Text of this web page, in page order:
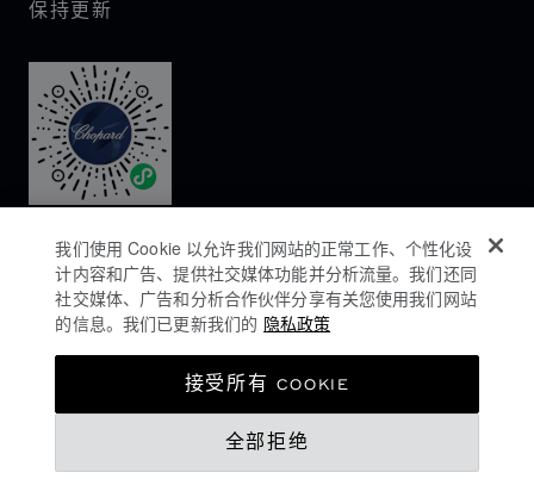
保持更新
COOKIES政策
我们使用 Cookie 以允许我们网站的正常工作、个性化设
计内容和广告、提供社交媒体功能并分析流量。我们还同
社交媒体、广告和分析合作伙伴分享有关您使用我们网站
的信息。我们已更新我们的 隐私政策
全部拒绝
接受所有 COOKIE